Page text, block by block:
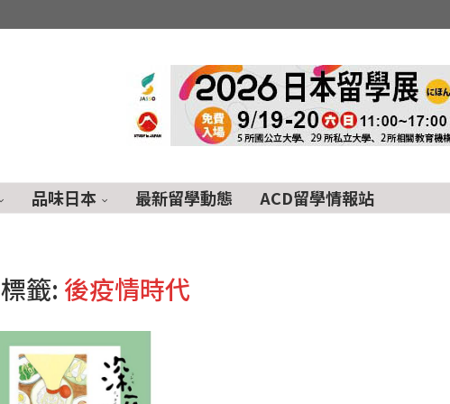
品味日本 最新留學動態 ACD留學情報站
標籤: 後疫情時代